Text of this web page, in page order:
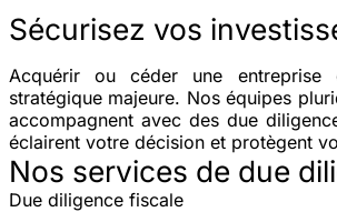
Sécurisez vos
Acquérir ou céder une entreprise
stratégique majeure. Nos équipes
accompagnent avec des due
éclairent votre décision et protègent
Nos services de due
Due diligence fiscale